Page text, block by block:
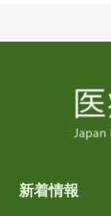
新着情報